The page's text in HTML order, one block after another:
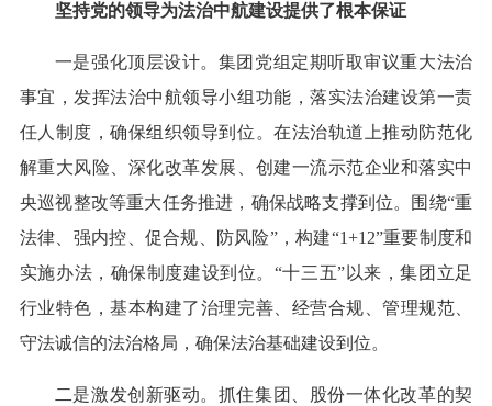
坚持党的领导为法治中航建设提供了根本保证
一是强化顶层设计。集团党组定期听取审议重大法治
事宜，发挥法治中航领导小组功能，落实法治建设第一责
任人制度，确保组织领导到位。在法治轨道上推动防范化
解重大风险、深化改革发展、创建一流示范企业和落实中
央巡视整改等重大任务推进，确保战略支撑到位。围绕“重
法律、强内控、促合规、防风险”，构建“1+12”重要制度和
实施办法，确保制度建设到位。“十三五”以来，集团立足
行业特色，基本构建了治理完善、经营合规、管理规范、
守法诚信的法治格局，确保法治基础建设到位。
二是激发创新驱动。抓住集团、股份一体化改革的契